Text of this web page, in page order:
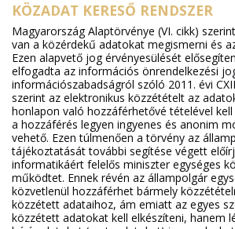
KÖZADAT KERESŐ RENDSZER
Magyarország Alaptörvénye (VI. cikk)
van a közérdekű adatokat megismerni és
Ezen alapvető jog érvényesülését
elfogadta az információs önrendelkezési
információszabadságról szóló 2011. évi
szerint az elektronikus közzétételt az
honlapon való hozzáférhetővé tételével
a hozzáférés legyen ingyenes és anonim
vehető. Ezen túlmenően a törvény az
tájékoztatását további segítése végett
informatikáért felelős miniszter egységes
működtet. Ennek révén az állampolgár
közvetlenül hozzáférhet bármely
közzétett adataihoz, ám emiatt az egyes
közzétett adatokat kell elkészíteni, hanem